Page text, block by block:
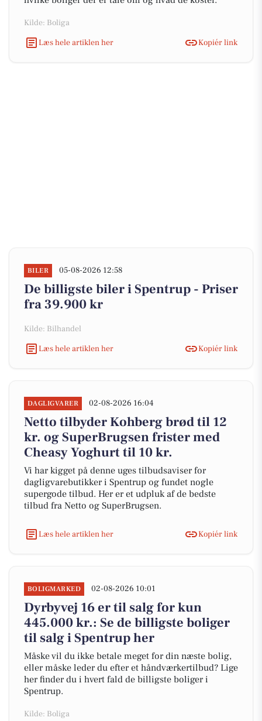
Kilde: Boliga
Læs hele artiklen her
Kopiér link
BILER 05-08-2026 12:58
De billigste biler i Spentrup - Priser
fra 39.900 kr
Kilde: Bilhandel
Læs hele artiklen her
Kopiér link
DAGLIGVARER 02-08-2026 16:04
Netto tilbyder Kohberg brød til 12
kr. og SuperBrugsen frister med
Cheasy Yoghurt til 10 kr.
Vi har kigget på denne uges tilbudsaviser for
dagligvarebutikker i Spentrup og fundet nogle
supergode tilbud. Her er et udpluk af de bedste
tilbud fra Netto og SuperBrugsen.
Læs hele artiklen her Kopiér link
BOLIGMARKED 02-08-2026 10:01
Dyrbyvej 16 er til salg for kun
445.000 kr.: Se de billigste boliger
til salg i Spentrup her
Måske vil du ikke betale meget for din næste bolig,
eller måske leder du efter et håndværkertilbud? Lige
her finder du i hvert fald de billigste boliger i
Spentrup.
Kilde: Boliga